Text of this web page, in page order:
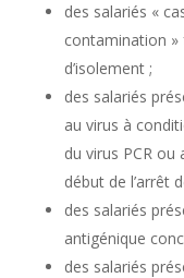
des salariés «
contamination »
d’isolement ;
des salariés
au virus à
du virus PCR
début de l’arrêt
des salariés
antigénique
des salariés